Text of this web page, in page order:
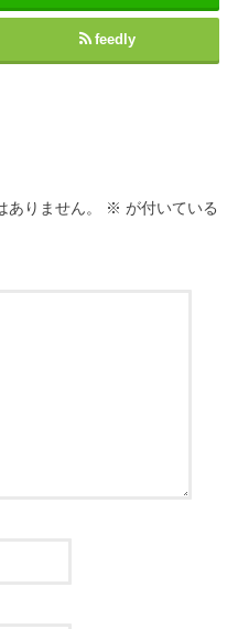
feedly
りません。 ※ が付いている